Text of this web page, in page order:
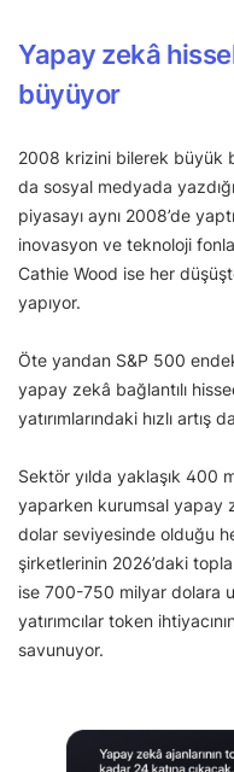
Yapay zekâ
büyüyor
2008 krizini bilerek büyük
da sosyal medyada
piyasayı aynı 2008’de
inovasyon ve teknoloji
Cathie Wood ise her
yapıyor.
Öte yandan S&P 500
yapay zekâ bağlantılı
yatırımlarındaki hızlı artış
Sektör yılda yaklaşık 400
yaparken kurumsal yapay
dolar seviyesinde olduğu
şirketlerinin 2026’daki
ise 700-750 milyar dolara
yatırımcılar token
savunuyor.